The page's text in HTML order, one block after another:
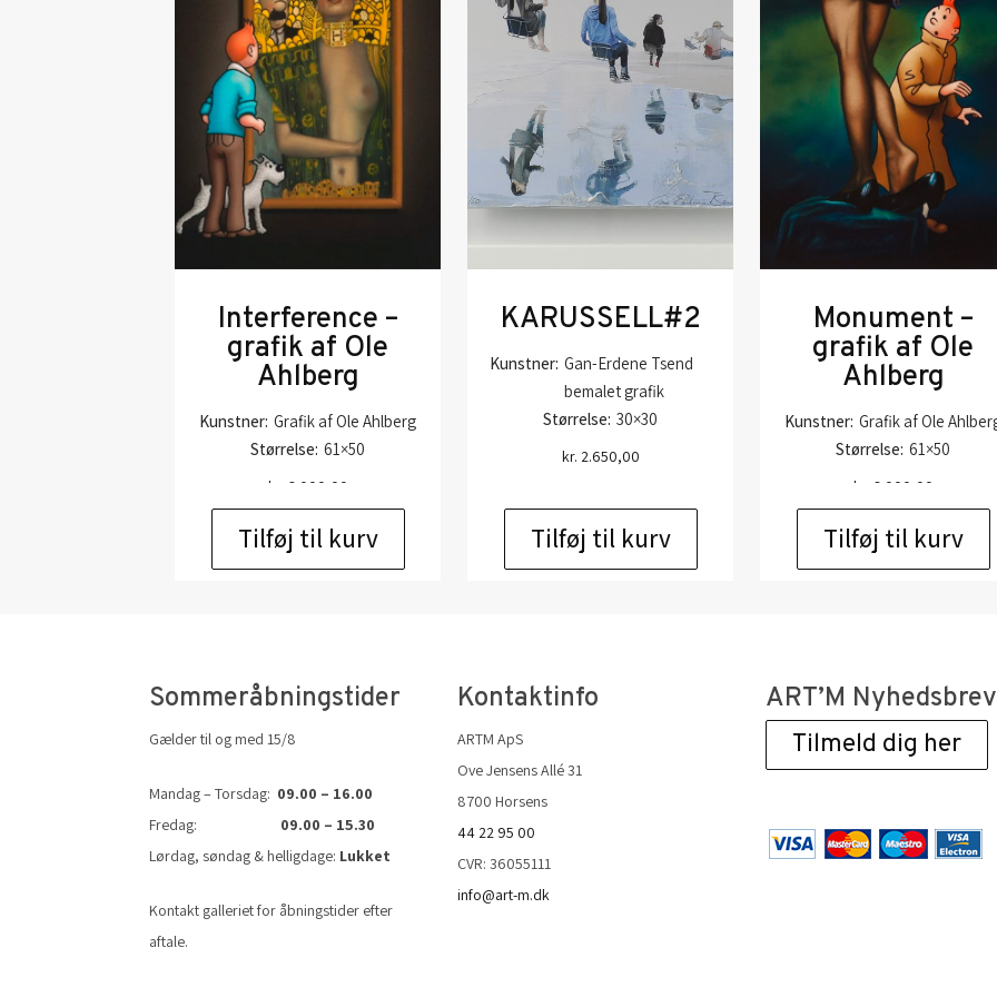
Interference –
grafik af Ole
Ahlberg
Kunstner: Grafik af Ole Ahlberg
Størrelse: 61×50
kr. 6.000,00
Tilføj til kurv
KARUSSELL#2
Kunstner: Gan-Erdene Tsend
bemalet grafik
Størrelse: 30×30
kr. 2.650,00
Tilføj til kurv
Monument –
grafik af Ole
Ahlberg
Kunstner: Grafik af Ole
Størrelse: 61×50
kr. 6.000,00
Tilføj til kurv
Sommeråbningstider
Gælder til og med 15/8
Mandag – Torsdag: 09.00 – 16.00
Fredag: 09.00 – 15.30
Lørdag, søndag & helligdage: Lukket
Kontakt galleriet for åbningstider efter
aftale.
Kontaktinfo
ARTM ApS
Ove Jensens Allé 31
8700 Horsens
44 22 95 00
CVR: 36055111
info@art-m.dk
ART’M Nyhedsbrev
Tilmeld dig her